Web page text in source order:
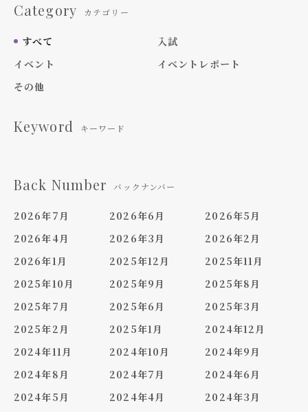
Category カテゴリー
すべて
入試
イベント
イベントレポート
その他
Keyword キーワード
Back Number バックナンバー
2026年7月 2026年6月
2026年5月
2026年4月
2026年3月
2026年2月
2026年1月
2025年12月
2025年11月
2025年10月
2025年9月
2025年8月
2025年7月
2025年6月
2025年3月
2025年2月
2025年1月
2024年12月
2024年11月
2024年10月
2024年9月
2024年8月
2024年7月
2024年6月
2024年5月
2024年4月
2024年3月